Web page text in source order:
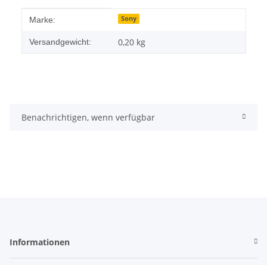
Produkteigenschaft
Wert
Marke: Sony
Versandgewicht: 0,20 kg
Benachrichtigen, wenn verfügbar
Informationen